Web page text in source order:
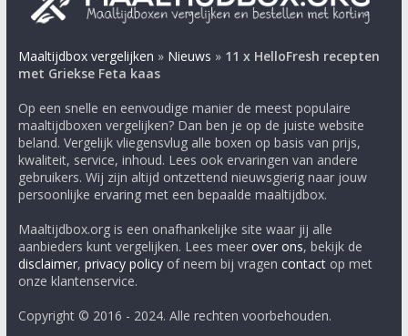
Maaltijdbox vergelijken » Nieuws » 11 x HelloFresh recepten
met Griekse Feta kaas
Op een snelle en eenvoudige manier de meest populaire
maaltijdboxen vergelijken? Dan ben je op de juiste website
beland. Vergelijk vliegensvlug alle boxen op basis van prijs,
kwaliteit, service, inhoud. Lees ook ervaringen van andere
gebruikers. Wij zijn altijd ontzettend nieuwsgierig naar jouw
persoonlijke ervaring met een bepaalde maaltijdbox.
Maaltijdbox.org is een onafhankelijke site waar jij alle
aanbieders kunt vergelijken. Lees meer over ons, bekijk de
disclaimer, privacy policyof neem bij vragen contactop met
onze klantenservice.
Copyright © 2016 - 2024. Alle rechten voorbehouden.